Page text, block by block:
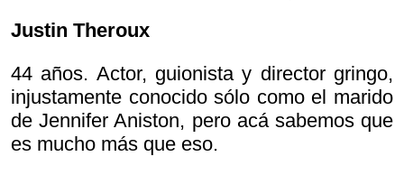
Justin Theroux
44 años. Actor, guionista y director gringo,
injustamente conocido sólo como el marido
de Jennifer Aniston, pero acá sabemos que
es mucho más que eso.